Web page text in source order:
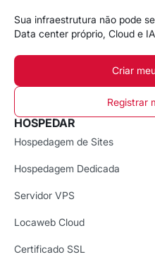
Sua infraestrutura não pode
Data center próprio, Cloud e
Criar
Registrar
HOSPEDAR
Hospedagem de Sites
Hospedagem Dedicada
Servidor VPS
Locaweb Cloud
Certificado SSL